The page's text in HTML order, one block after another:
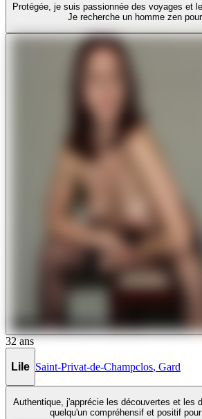
Protégée, je suis passionnée des voyages et
Je recherche un homme zen
32 ans
Lile Saint-Privat-de-Champclos, Gard
Authentique, j'apprécie les découvertes et les
quelqu'un compréhensif et positif